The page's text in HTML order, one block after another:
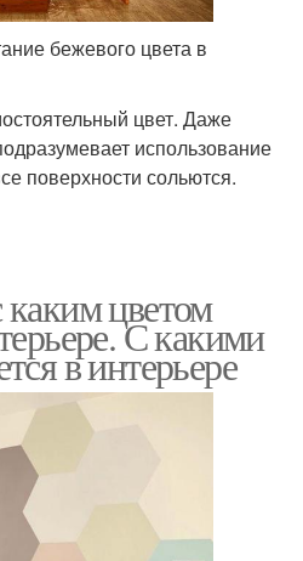
бежевого цвета в
цвет. Даже
использование
поверхности сольются.
цветом
С какими
в интерьере